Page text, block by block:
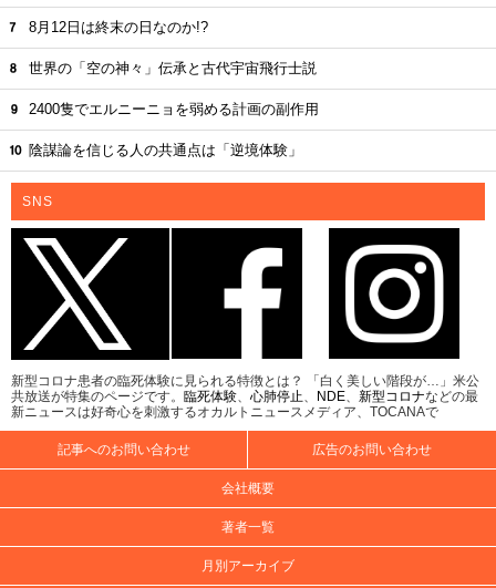
8月12日は終末の日なのか!?
世界の「空の神々」伝承と古代宇宙飛行士説
2400隻でエルニーニョを弱める計画の副作用
陰謀論を信じる人の共通点は「逆境体験」
SNS
新型コロナ患者の臨死体験に見られる特徴とは？ 「白く美しい階段が…」米公
共放送が特集のページです。 臨死体験、 心肺停止、 NDE、 新型コロナなどの最
新ニュースは好奇心を刺激するオカルトニュースメディア、TOCANAで
記事へのお問い合わせ 広告のお問い合わせ
会社概要
著者一覧
月別アーカイブ